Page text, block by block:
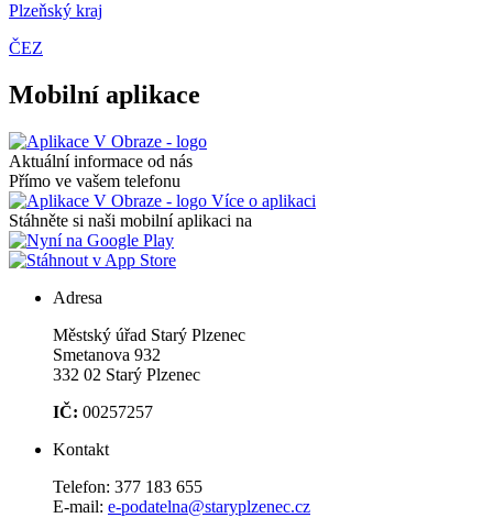
Plzeňský kraj
ČEZ
Mobilní aplikace
Aktuální informace od nás
Přímo ve vašem telefonu
Více o aplikaci
Stáhněte si naši mobilní aplikaci na
Adresa
Městský úřad Starý Plzenec
Smetanova 932
332 02 Starý Plzenec
IČ: 00257257
Kontakt
Telefon: 377 183 655
E-mail: e-podatelna@staryplzenec.cz